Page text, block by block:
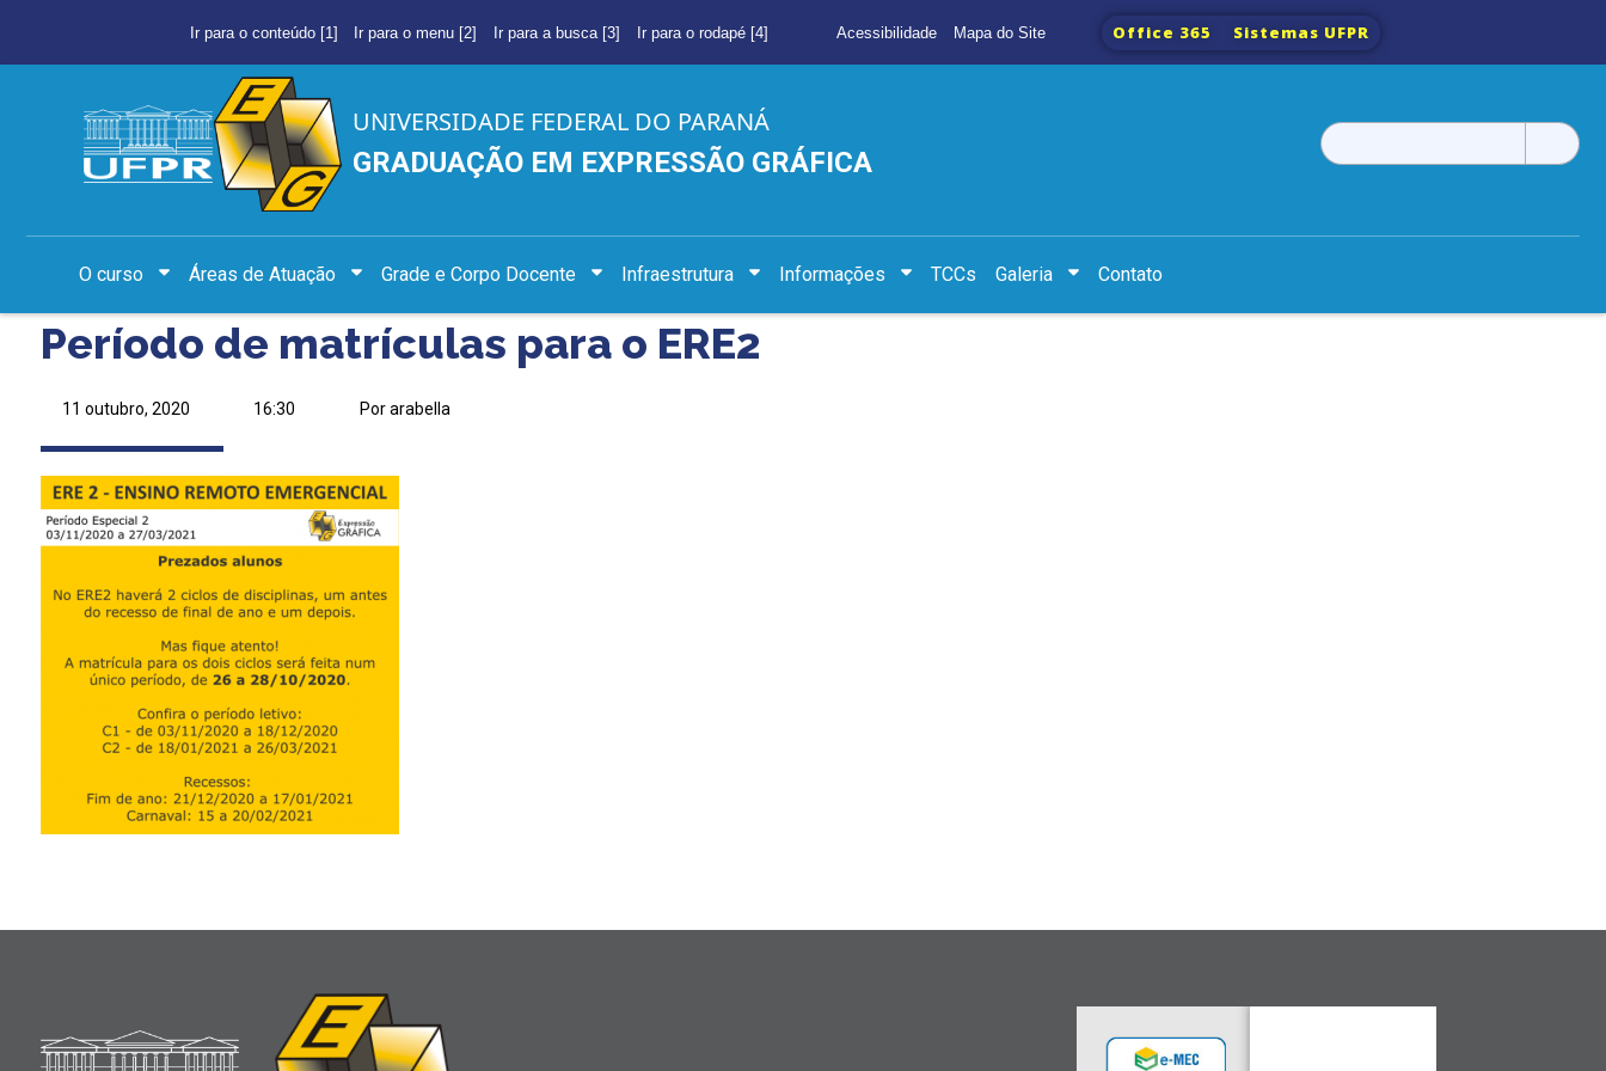
Ir para o conteúdo [1] Ir para o menu [2] Ir para a busca [3] Ir para o rodapé [4] Acessibilidade Mapa do Site Office 365 Sistemas UFPR
UNIVERSIDADE FEDERAL DO PARANÁ
GRADUAÇÃO EM EXPRESSÃO GRÁFICA
Pesquisar
por:
O curso Áreas de Atuação Grade e Corpo Docente Infraestrutura Informações TCCs Galeria Contato
Período de matrículas para o ERE2
11 outubro, 2020 16:30 Por arabella